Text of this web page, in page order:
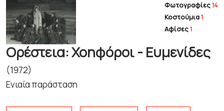
Φωτογραφίες 14
Κοστούμια 1
Αφίσες 1
Ορέστεια: Χοηφόροι - Ευμενίδες
(1972)
Ενιαία παράσταση